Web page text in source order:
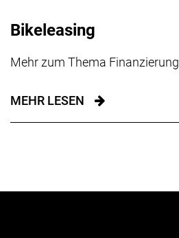
Bikeleasing
Mehr zum Thema Finanzierung
MEHR LESEN